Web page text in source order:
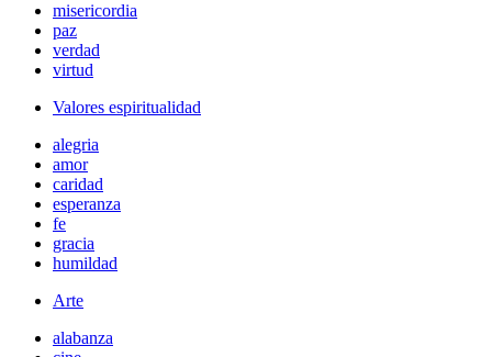
misericordia
paz
verdad
virtud
Valores espiritualidad
alegria
amor
caridad
esperanza
fe
gracia
humildad
Arte
alabanza